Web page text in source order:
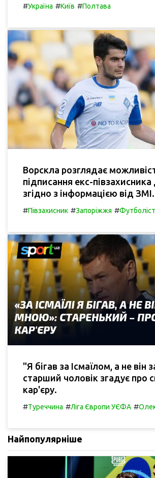
#Україна #Київ #Полтава
Ворскла розглядає
підписання екс-
згідно з інформацією від ЗМІ.
#Півзахисник #Запоріжжя #Футболіст
"Я бігав за Ісмаїлом, а не він
старший чоловік згадує про
кар'єру.
#Туреччина #Ліга Європи УЄФА #
Найпопулярніше